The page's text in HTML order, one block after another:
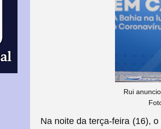
Rui
Na noite da terça-feira (16),